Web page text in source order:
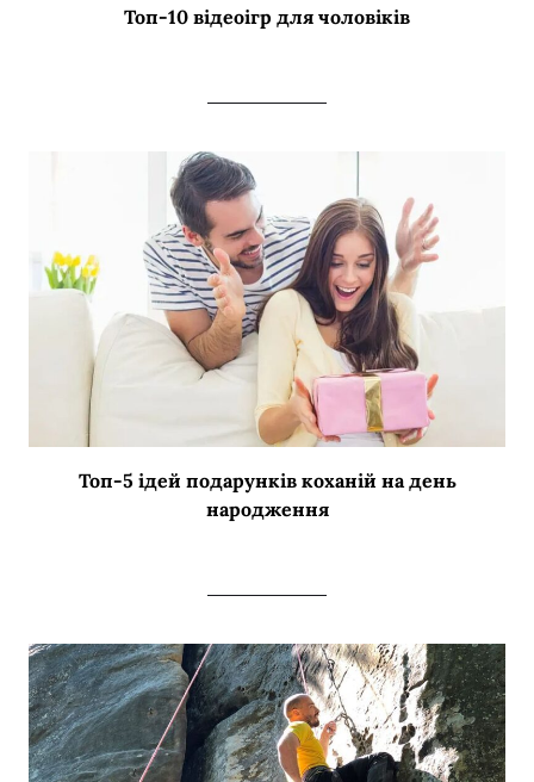
Топ-10 відеоігр для чоловіків
Топ-5 ідей подарунків коханій на день
народження